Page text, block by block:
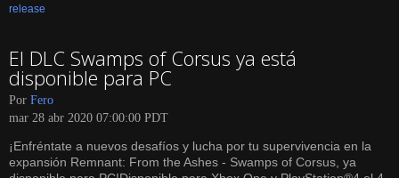
release
El DLC Swamps of Corsus ya está
disponible para PC
Por Fero
mar 28 abr 2020 07:00:00 PDT
¡Enfréntate a nuevos desafíos y lucha por tu supervivencia en la
expansión Remnant: From the Ashes - Swamps of Corsus, ya